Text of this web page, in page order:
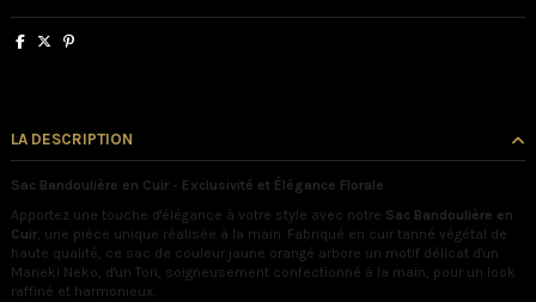
LA DESCRIPTION
Sac Bandoulière en Cuir - Exclusivité et Élégance Florale
Apportez une touche d'élégance à votre style avec notre Sac Bandoulière en
Cuir, une pièce unique réalisée à la main. Fabriqué en cuir tanné végétal de
haute qualité, ce sac de couleur jaune orangé arbore un motif délicat d'un
Maneki Neko, d'un Tori, soigneusement confectionné à la main, pour un look
raffiné et harmonieux.